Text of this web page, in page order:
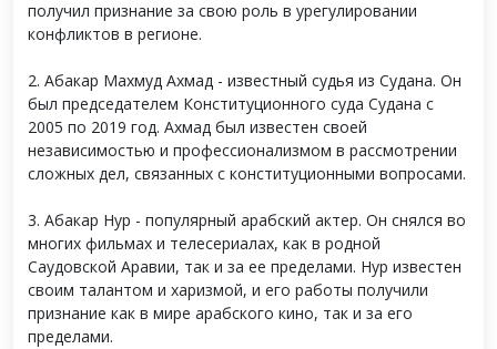
получил признание за свою роль в урегулировании
конфликтов в регионе.
2. Абакар Махмуд Ахмад - известный судья из Судана. Он
был председателем Конституционного суда Судана с
2005 по 2019 год. Ахмад был известен своей
независимостью и профессионализмом в рассмотрении
сложных дел, связанных с конституционными вопросами.
3. Абакар Нур - популярный арабский актер. Он снялся во
многих фильмах и телесериалах, как в родной
Саудовской Аравии, так и за ее пределами. Нур известен
своим талантом и харизмой, и его работы получили
признание как в мире арабского кино, так и за его
пределами.